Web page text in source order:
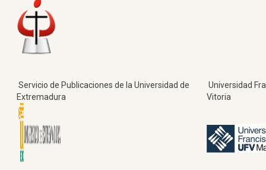
Servicio de Publicaciones de la Universidad de
Extremadura
Universidad
Vitoria